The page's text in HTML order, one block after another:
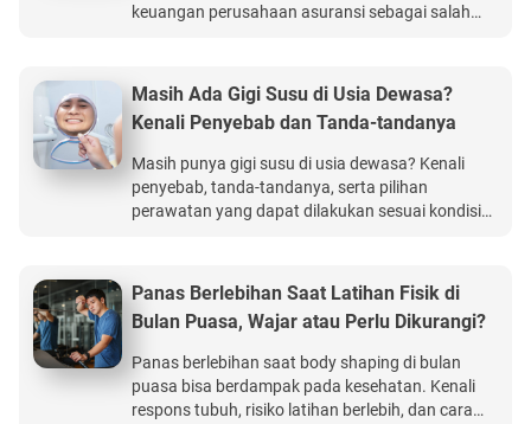
keuangan perusahaan asuransi sebagai salah
Perlindungan Kesehatan Ultima memberikan
manfaat perlindungan kesehatan hingga Rp15
miliar.
Masih Ada Gigi Susu di Usia Dewasa?
Kenali Penyebab dan Tanda-tandanya
Masih punya gigi susu di usia dewasa? Kenali
penyebab, tanda-tandanya, serta pilihan
perawatan yang dapat dilakukan sesuai kondisi
perlindungan kesehatan hingga Rp15 miliar.
Panas Berlebihan Saat Latihan Fisik di
Bulan Puasa, Wajar atau Perlu Dikurangi?
Panas berlebihan saat body shaping di bulan
puasa bisa berdampak pada kesehatan. Kenali
respons tubuh, risiko latihan berlebih, dan cara